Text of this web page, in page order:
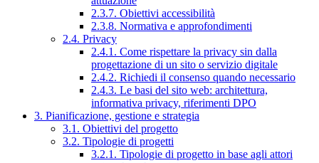
2.3.7. Obiettivi accessibilità
2.3.8. Normativa e approfondimenti
2.4. Privacy
2.4.1. Come rispettare la privacy sin dalla
progettazione di un sito o servizio digitale
2.4.2. Richiedi il consenso quando necessario
2.4.3. Le basi del sito web: architettura,
informativa privacy, riferimenti DPO
3. Pianificazione, gestione e strategia
3.1. Obiettivi del progetto
3.2. Tipologie di progetti
3.2.1. Tipologie di progetto in base agli attori